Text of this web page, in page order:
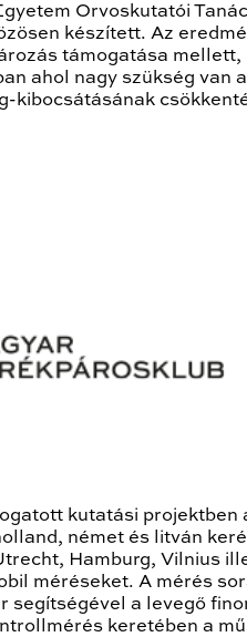
Orvoskutatói
készített. Az
támogatása mellett,
ahol nagy szükség van a
kibocsátásának
kutatási projektben
német és litván
Hamburg, Vilnius
méréseket. A mérés
segítségével a levegő
keretében a